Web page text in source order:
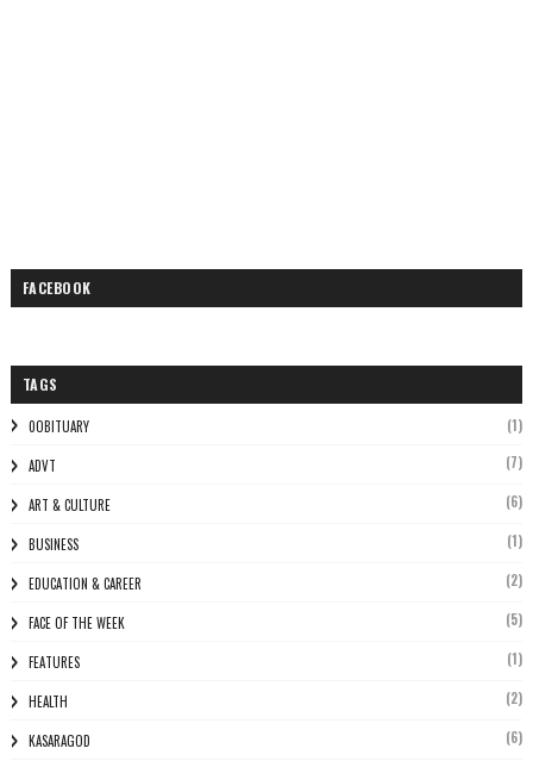
FACEBOOK
TAGS
0OBITUARY (1)
ADVT (7)
ART & CULTURE (6)
BUSINESS (1)
EDUCATION & CAREER (2)
FACE OF THE WEEK (5)
FEATURES (1)
HEALTH (2)
KASARAGOD (6)